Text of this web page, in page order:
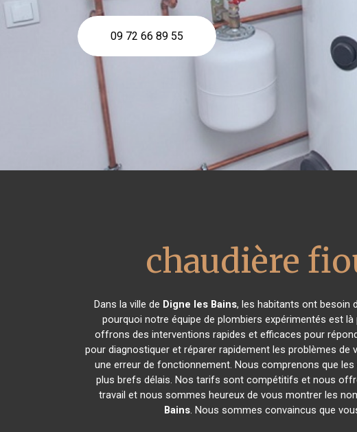
09 72 66 89 55
chaudière
Dans la ville de Digne les Bains, les habitants ont besoin
pourquoi notre équipe de plombiers expérimentés est
offrons des interventions rapides et efficaces pour
pour diagnostiquer et réparer rapidement les problèmes de
une erreur de fonctionnement. Nous comprenons que
plus brefs délais. Nos tarifs sont compétitifs et nous
travail et nous sommes heureux de vous montrer les
Bains. Nous sommes convaincus que